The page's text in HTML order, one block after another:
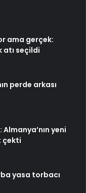
ama gerçek:
atı seçildi
perde arkası
yeni
çekti
yasa torbacı